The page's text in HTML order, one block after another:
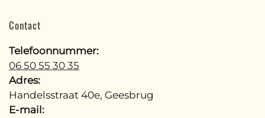
Contact
Telefoonnummer:
06 50 55 30 35
Adres:
Handelsstraat 40e, Geesbrug
E-mail: